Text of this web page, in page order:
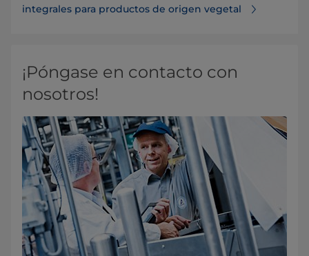
integrales para productos de origen vegetal
¡Póngase en contacto con
nosotros!